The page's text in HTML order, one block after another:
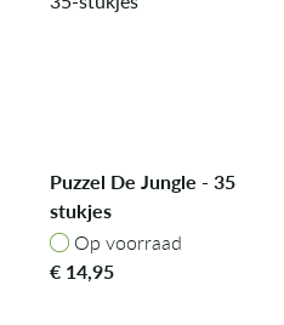
Puzzel De Jungle - 35
stukjes
Op voorraad
Op voorraad
€ 14,95